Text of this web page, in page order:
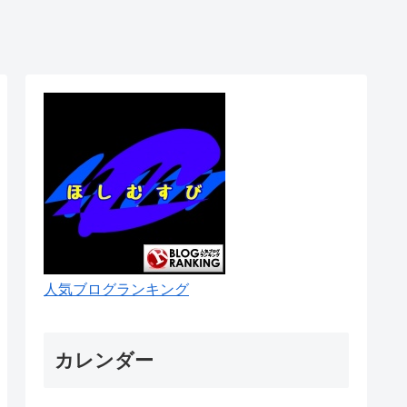
人気ブログランキング
カレンダー